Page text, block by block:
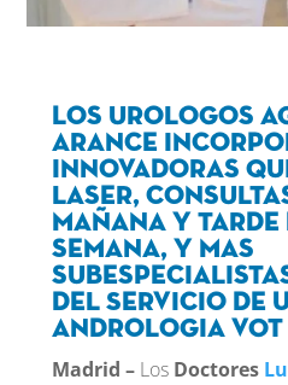
Los urologos
Arance
innovadoras
laser,
mañana y
semana, y mas
del Servicio de
Andrologia VOT
Madrid –Los Doctores